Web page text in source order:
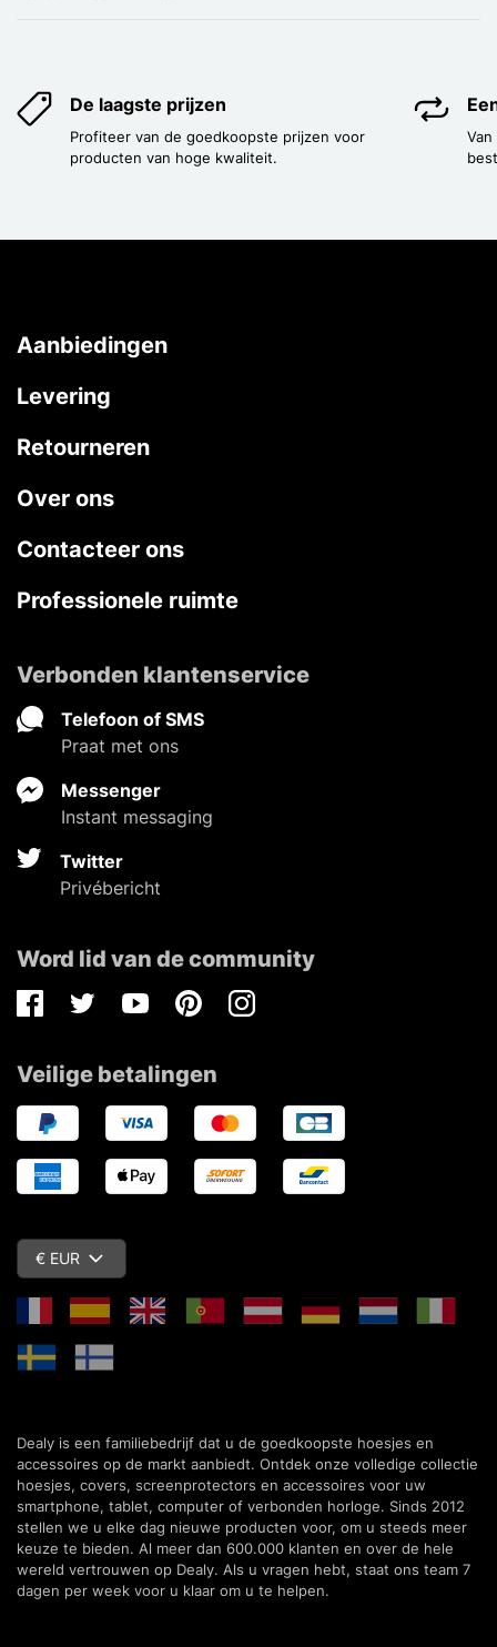
De laagste prijzen
Profiteer van de goedkoopste prijzen voor
producten van hoge kwaliteit.
Aanbiedingen
Levering
Retourneren
Over ons
Contacteer ons
Professionele ruimte
Verbonden klantenservice
Telefoon of SMS
Praat met ons
Messenger
Instant messaging
Twitter
Privébericht
Word lid van de community
FacebookTwitterYoutubePinterestInstagram
Veilige betalingen
€ EUR
Dealy is een familiebedrijf dat u de goedkoopste hoesjes en
accessoires op de markt aanbiedt. Ontdek onze volledige collectie
hoesjes, covers, screenprotectors en accessoires voor uw
smartphone, tablet, computer of verbonden horloge. Sinds 2012
stellen we u elke dag nieuwe producten voor, om u steeds meer
keuze te bieden. Al meer dan 600.000 klanten en over de hele
wereld vertrouwen op Dealy. Als u vragen hebt, staat ons team 7
dagen per week voor u klaar om u te helpen.